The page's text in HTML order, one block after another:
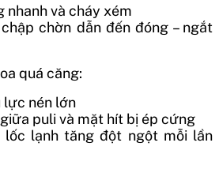
nhanh và cháy xém
chờn dẫn đến đóng – ngắt
quá căng:
lực nén lớn
puli và mặt hít bị ép cứng
lốc lạnh tăng đột ngột mỗi lần